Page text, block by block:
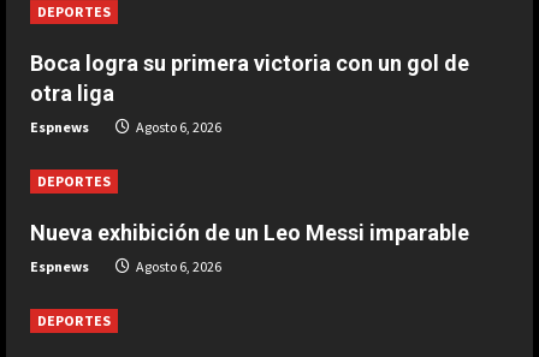
DEPORTES
volver algún día al fútbol español”
DEPORTES
Nueva exhibición de un Leo Messi
DEPORTES
Boca logra su primera victoria con un gol de
otra liga
Espnews Agosto 6, 2026
DEPORTES
Nueva exhibición de un Leo Messi imparable
Espnews Agosto 6, 2026
DEPORTES